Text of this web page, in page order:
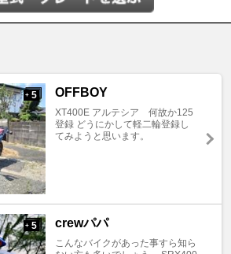
+ 5 OFFBOY
XT400E アルテシア 何故か125
登録 どうにかして軽二輪登録し
てみようと思います。
+ 5 crewパパ
こんなバイクがあった事すら知ら